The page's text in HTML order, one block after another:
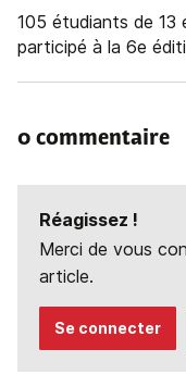
105 étudiants de 13
participé à la 6e
0 commentaire
Réagissez !
Merci de vous
article.
Se connecter